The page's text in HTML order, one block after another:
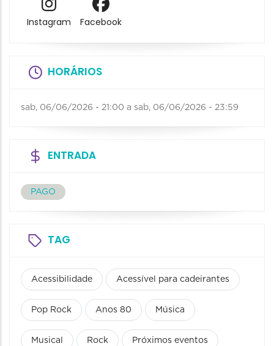
Instagram Facebook
HORÁRIOS
sab, 06/06/2026 - 21:00 a sab, 06/06/2026 - 23:59
ENTRADA
PAGO
TAG
Acessibilidade Acessível para cadeirantes
Pop Rock Anos 80 Música
Musical Rock Próximos eventos